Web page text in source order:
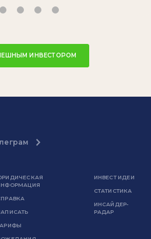
ИНВЕСТОРОМ
ИНВЕСТ ИДЕИ
СТАТИСТИКА
ИНСАЙДЕР-
РАДАР